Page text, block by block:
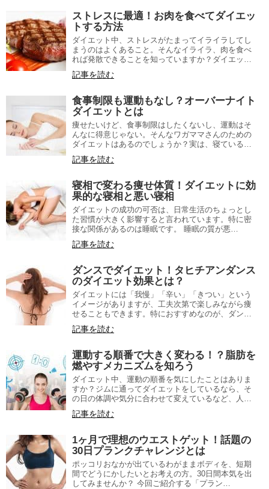
ストレスに最適！お肉を食べてダイエッ
トする方法
ダイエット中、ストレスがたまってイライラしてし
まうのはよくあること。そんなイライラ、肉を食べ
れば発散できることを知っていますか？ダイエッ…
記事を読む
食事制限も運動もなし？オーバーナイト
ダイエットとは
痩せたいけど、食事制限はしたくないし、運動はそ
んなに得意じゃない。そんなワガママさんのための
ダイエットはあるのでしょうか？実は、寝ている…
記事を読む
寝相で変わる痩せ体質！ダイエットに効
果的な寝相と悪い寝相
ダイエットの成功の可否は、日常生活のちょっとし
た習慣が大きく影響すると言われています。特に密
接な関係があるのは睡眠です。 睡眠の質が悪…
記事を読む
ダンスでダイエット！タヒチアンダンス
のダイエット効果とは？
ダイエットには「我慢」「辛い」「きつい」という
イメージがありますが、工夫次第で楽しみながら痩
せることもできます。特におすすめなのが、ダン…
記事を読む
運動する順番で大きく変わる！？脂肪を
燃やすメカニズムを知ろう
ダイエット中、運動の順番を気にしたことはありま
すか？ジムに通ってダイエットをしているなら、そ
の日の体調や気分に合わせて変えているなど、人…
記事を読む
1ヶ月で理想のウエストゲット！話題の
30日プランクチャレンジとは
ポッコリおなかが出ているわがままボディを、短期
間でどうにかしたいとお考えの方。30日間本気を出
してみませんか？ 今回ご紹介する「プラン…